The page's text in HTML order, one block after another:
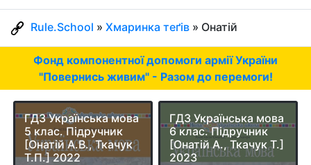
Rule.School » Хмаринка теґів » Онатій
Фонд компонентної допомоги армії України
"Повернись живим" - Разом до перемоги!
ГДЗ Українська мова
5 клас. Підручник
[Онатій А.В., Ткачук
Т.П.] 2022
ГДЗ Українська мова
6 клас. Підручник
[Онатій А., Ткачук Т.]
2023